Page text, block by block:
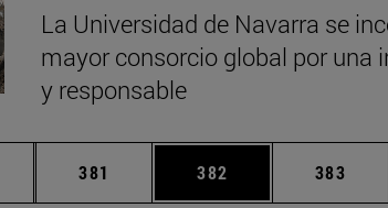
La Universidad de Navarra se
mayor consorcio global por una
y responsable
Páginas intermedias Use TAB para desplazarse.
Página
381 Página
382 Página
383